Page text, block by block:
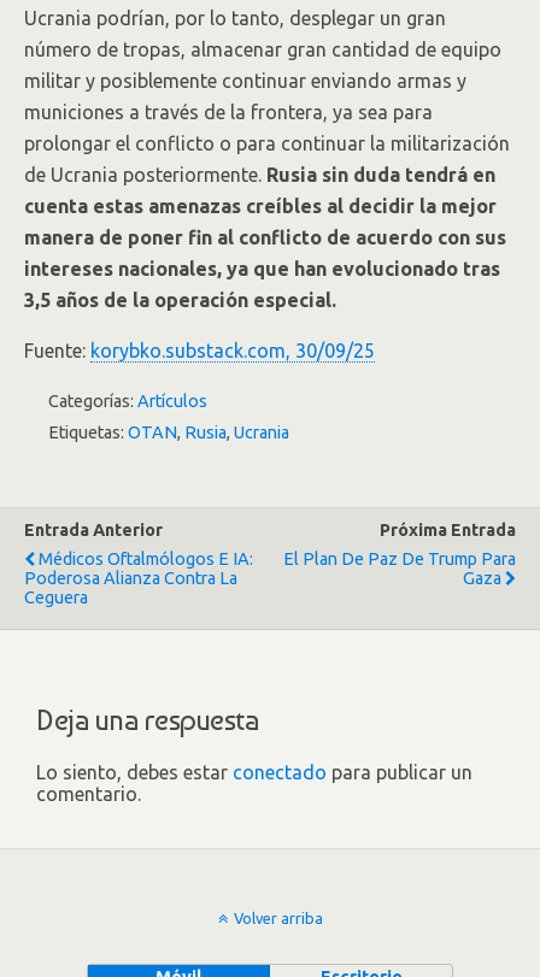
Ucrania podrían, por lo tanto, desplegar un gran
número de tropas, almacenar gran cantidad de equipo
militar y posiblemente continuar enviando armas y
municiones a través de la frontera, ya sea para
prolongar el conflicto o para continuar la militarización
de Ucrania posteriormente. Rusia sin duda tendrá en
cuenta estas amenazas creíbles al decidir la mejor
manera de poner fin al conflicto de acuerdo con sus
intereses nacionales, ya que han evolucionado tras
3,5 años de la operación especial.
Fuente: korybko.substack.com, 30/09/25
Categorías: Artículos
Etiquetas: OTAN, Rusia, Ucrania
Entrada Anterior
Médicos Oftalmólogos E IA:
Poderosa Alianza Contra La
Ceguera
Próxima Entrada
El Plan De Paz De Trump Para
Gaza
Deja una respuesta
Lo siento, debes estar conectado para publicar un
comentario.
Volver arriba